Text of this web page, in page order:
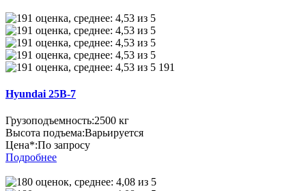
191
Hyundai 25B-7
Грузоподъемность:2500 кг
Высота подъема:Варьируется
Цена*:По запросу
Подробнее